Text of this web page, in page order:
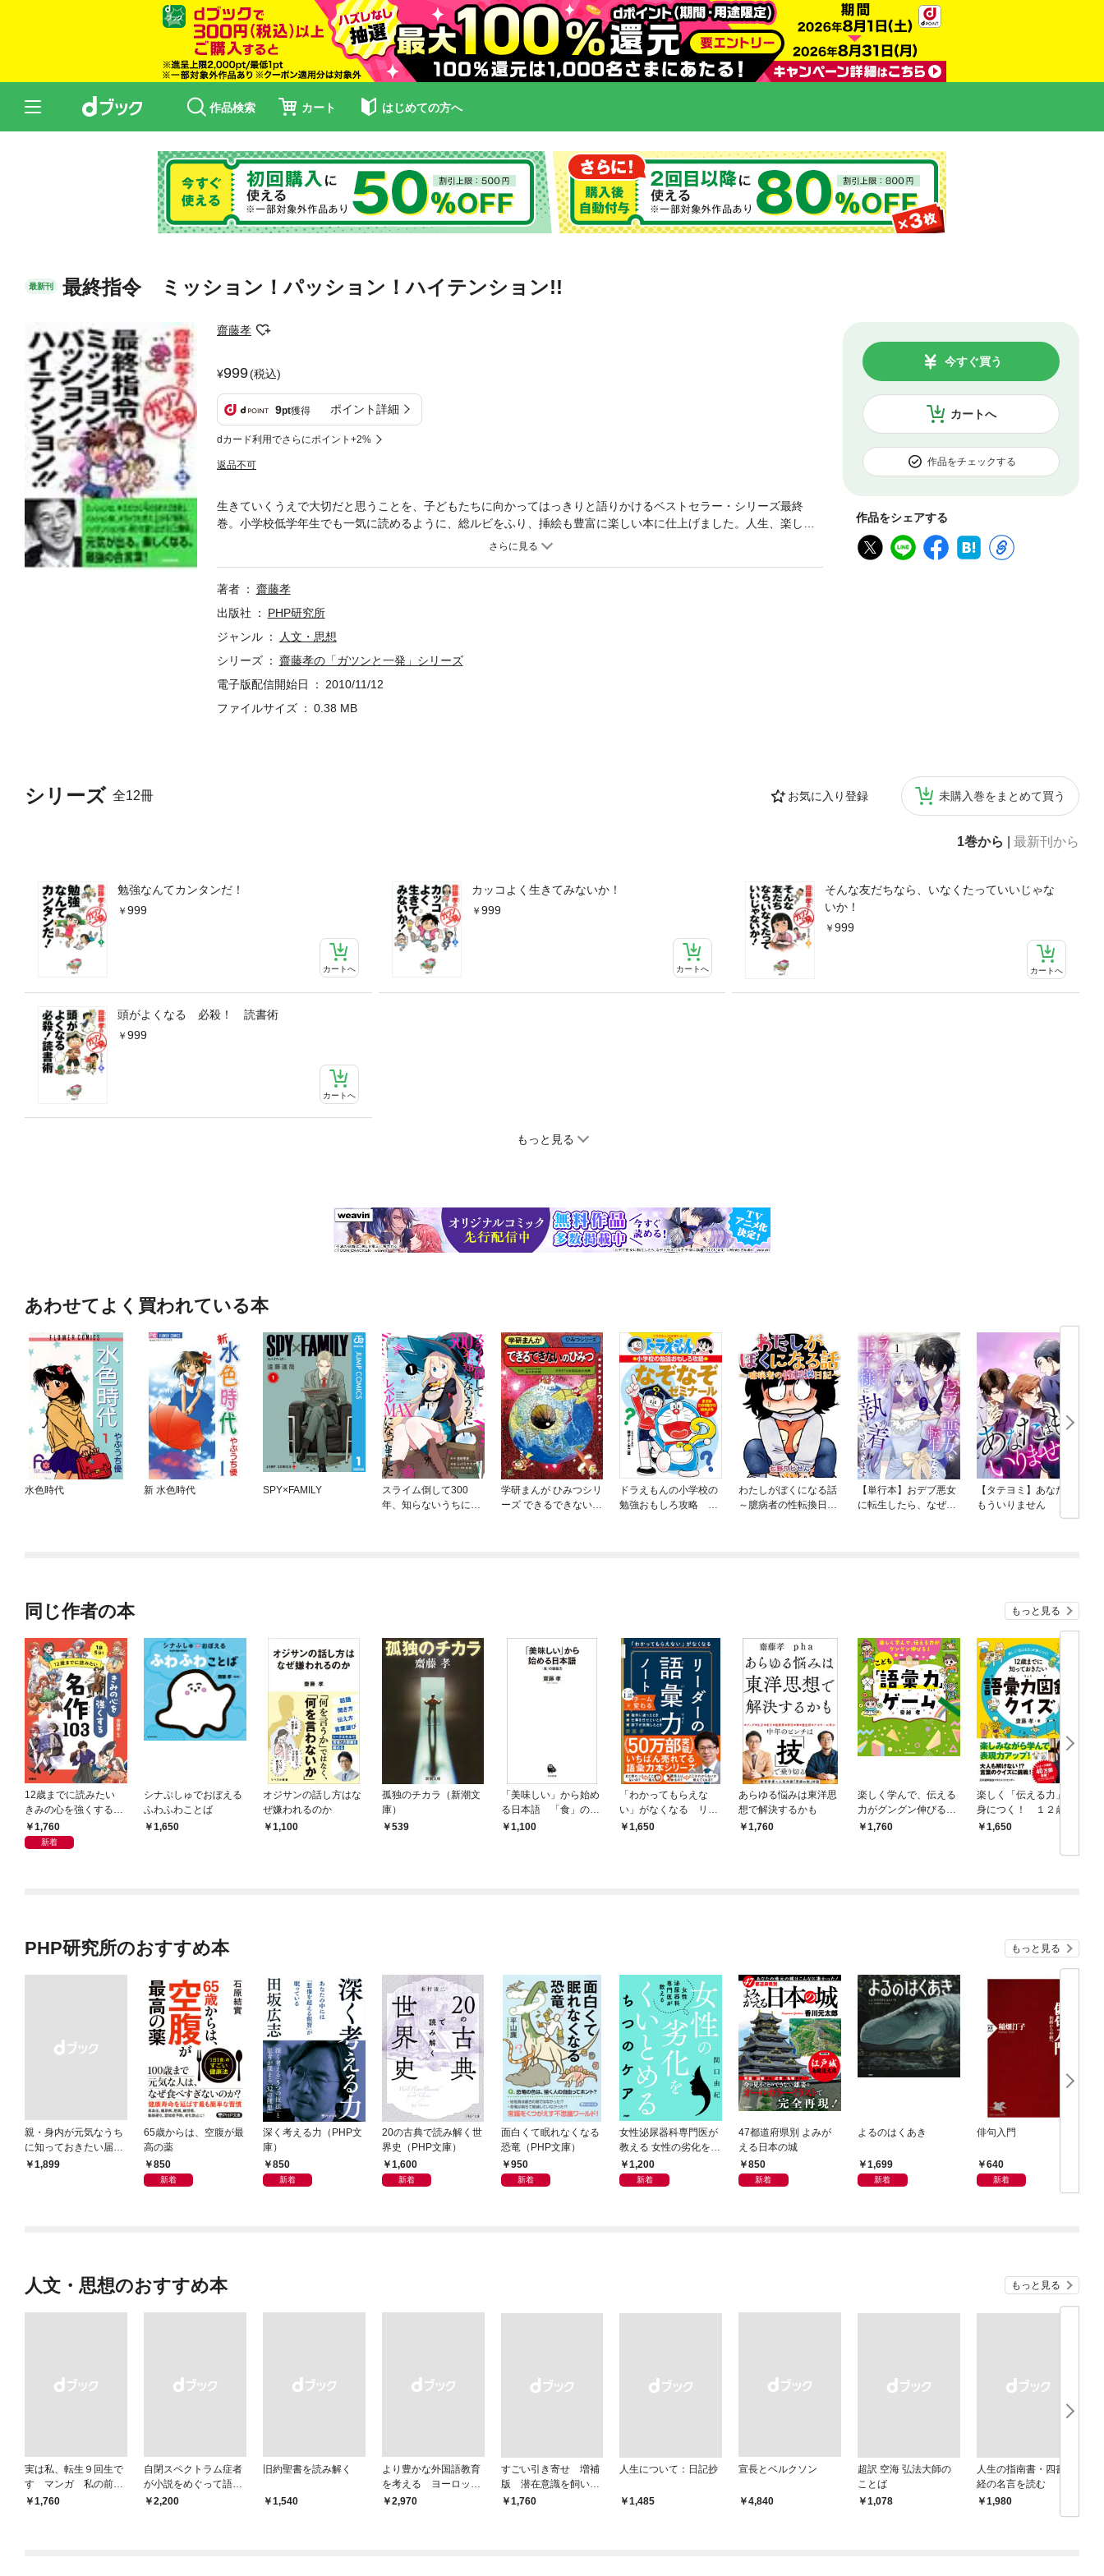
作品検索 カート はじめての方へ
最新刊 最終指令 ミッション！パッション！ハイテンション!!
齋藤孝
999(税込)
9pt獲得 ポイント詳細
dカード利用でさらにポイント+2%
返品不可
カートへ
今すぐ買う
作品をチェックする
作品をシェアする
シリーズ 全12冊 お気に入り登録 未購入巻をまとめて買う
1巻から 最新刊から
勉強なんてカンタンだ！
999
カートへ
カッコよく生きてみないか！
999
カートへ
そんな友だちなら、いなくたっていいじゃな
いか！
999
カートへ
頭がよくなる 必殺！ 読書術
999
カートへ
もっと見る
生きていくうえで大切だと思うことを、子どもたちに向かってはっきりと語りかけるベストセラー・シリーズ最終
巻。小学校低学年生でも一気に読めるように、総ルビをふり、挿絵も豊富に楽しい本に仕上げました。人生、楽しく
生きなきゃソンだ。元気をなくしてたら、力も湧いてこないし、友だちだってできない。でも、やっぱり元気が出な
かい？ 「ぜったいにやってやるー！」って、メラメラと「情熱」を燃やしているかい？ 周りの人たちを楽しませ
るために、いつも「上機嫌」でいるかい？ それこそが、キミ自身が楽しくて楽しくて仕方ない！って状態になる最
著者
齋藤孝
出版社
PHP研究所
ジャンル
人文・思想
シリーズ
齋藤孝の「ガツンと一発」シリーズ
電子版配信開始日
2010/11/12
ファイルサイズ
0.38 MB
あわせてよく買われている本
水色時代 新 水色時代 SPY×FAMILY
スライム倒して300
年、知らないうちにレ
学研まんが ひみつシリ
ーズ できるできないの
ドラえもんの小学校の
勉強おもしろ攻略 な
わたしがぼくになる話
～臆病者の性転換日記
【単行本】おデブ悪女
に転生したら、なぜか
【タテヨミ】あなたは
もういりません
同じ作者の本 もっと見る
12歳までに読みたい
きみの心を強くする名
作103
1,760
新着
シナぷしゅでおぼえる
ふわふわことば
1,650
オジサンの話し方はな
ぜ嫌われるのか
1,100
孤独のチカラ（新潮文
庫）
539
「美味しい」から始め
る日本語 「食」の語
彙力1,100
「わかってもらえな
い」がなくなる リー
ダーの語彙力ノート
1,650
あらゆる悩みは東洋思
想で解決するかも
1,760
楽しく学んで、伝える
力がグングン伸びる！
こども「語彙力」ゲ
1,760
楽しく「伝える力」が
身につく！ １２歳ま
でに知っておきたい語
1,650
PHP研究所のおすすめ本 もっと見る
親・身内が元気なうち
に知っておきたい届
出・手続きの準備（き
￥1,899
65歳からは、空腹が最
高の薬
850
新着
深く考える力（PHP文
庫）
850
新着
20の古典で読み解く世
界史（PHP文庫）
1,600
新着
面白くて眠れなくなる
恐竜（PHP文庫）
950
新着
女性泌尿器科専門医が
教える 女性の劣化をく
いとめる ちつのケア
1,200
新着
47都道府県別 よみが
える日本の城
850
新着
よるのはくあき
1,699
新着
俳句入門
640
新着
人文・思想のおすすめ本 もっと見る
実は私、転生９回生で
す マンガ 私の前世
物語
￥1,760
自閉スペクトラム症者
が小説をめぐって語り
あう
￥2,200
旧約聖書を読み解く
￥1,540
より豊かな外国語教育
を考える ヨーロッパ
9か国の事例から
￥2,970
すごい引き寄せ 増補
版 潜在意識を飼い馴
らす方法
￥1,760
人生について：日記抄
￥1,485
宣長とベルクソン
￥4,840
超訳 空海 弘法大師の
ことば
￥1,078
人生の指南書・四書五
経の名言を読む
￥1,980